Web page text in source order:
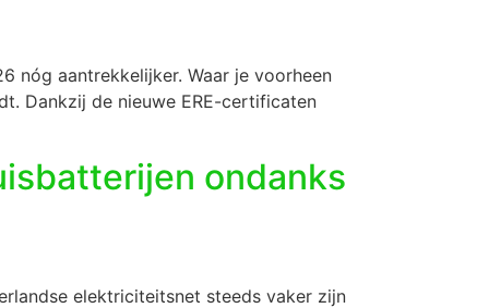
nóg aantrekkelijker. Waar je voorheen
Dankzij de nieuwe ERE-certificaten
ondanks
elektriciteitsnet steeds vaker zijn